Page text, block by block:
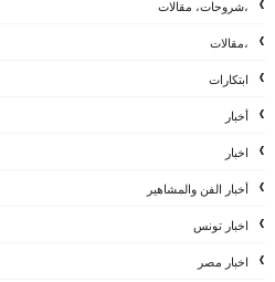
،شروحات، مقالات
،مقالات
ابتكارات
أخبار
اخبار
أخبار الفن والمشاهير
اخبار تونس
اخبار مصر